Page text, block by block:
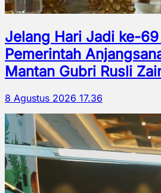
Jelang Hari Jadi ke-69
Pemerintah
Mantan Gubri Rusli
8 Agustus 2026 17.36